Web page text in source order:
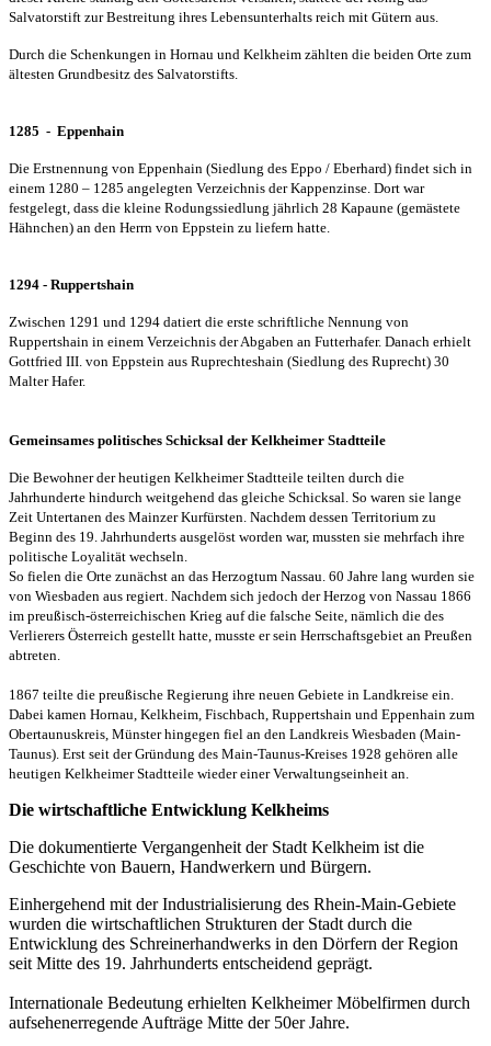
Salvatorstift zur Bestreitung ihres Lebensunterhalts reich mit Gütern aus.
Durch die Schenkungen in Hornau und Kelkheim zählten die beiden Orte zum
ältesten Grundbesitz des Salvatorstifts.
1285 - Eppenhain
Die Erstnennung von Eppenhain (Siedlung des Eppo / Eberhard) findet sich in
einem 1280 – 1285 angelegten Verzeichnis der Kappenzinse. Dort war
festgelegt, dass die kleine Rodungssiedlung jährlich 28 Kapaune (gemästete
Hähnchen) an den Herrn von Eppstein zu liefern hatte.
1294 - Ruppertshain
Zwischen 1291 und 1294 datiert die erste schriftliche Nennung von
Ruppertshain in einem Verzeichnis der Abgaben an Futterhafer. Danach erhielt
Gottfried III. von Eppstein aus Ruprechteshain (Siedlung des Ruprecht) 30
Malter Hafer.
Gemeinsames politisches Schicksal der Kelkheimer Stadtteile
Die Bewohner der heutigen Kelkheimer Stadtteile teilten durch die
Jahrhunderte hindurch weitgehend das gleiche Schicksal. So waren sie lange
Zeit Untertanen des Mainzer Kurfürsten. Nachdem dessen Territorium zu
Beginn des 19. Jahrhunderts ausgelöst worden war, mussten sie mehrfach ihre
politische Loyalität wechseln.
So fielen die Orte zunächst an das Herzogtum Nassau. 60 Jahre lang wurden sie
von Wiesbaden aus regiert. Nachdem sich jedoch der Herzog von Nassau 1866
im preußisch-österreichischen Krieg auf die falsche Seite, nämlich die des
Verlierers Österreich gestellt hatte, musste er sein Herrschaftsgebiet an Preußen
abtreten.
1867 teilte die preußische Regierung ihre neuen Gebiete in Landkreise ein.
Dabei kamen Hornau, Kelkheim, Fischbach, Ruppertshain und Eppenhain zum
Obertaunuskreis, Münster hingegen fiel an den Landkreis Wiesbaden (Main-
Taunus). Erst seit der Gründung des Main-Taunus-Kreises 1928 gehören alle
heutigen Kelkheimer Stadtteile wieder einer Verwaltungseinheit an.
Die wirtschaftliche Entwicklung Kelkheims
Die dokumentierte Vergangenheit der Stadt Kelkheim ist die
Geschichte von Bauern, Handwerkern und Bürgern.
Einhergehend mit der Industrialisierung des Rhein-Main-Gebiete
wurden die wirtschaftlichen Strukturen der Stadt durch die
Entwicklung des Schreinerhandwerks in den Dörfern der Region
seit Mitte des 19. Jahrhunderts entscheidend geprägt.
Internationale Bedeutung erhielten Kelkheimer Möbelfirmen durch
aufsehenerregende Aufträge Mitte der 50er Jahre.